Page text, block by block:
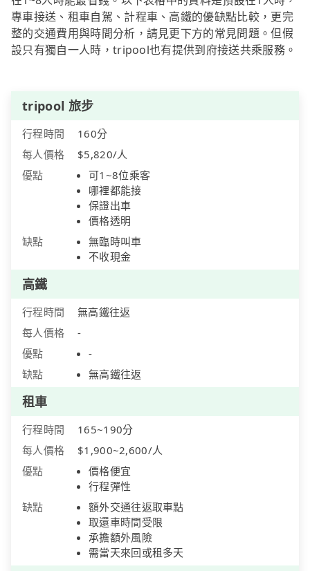
專車接送、租車自駕、計程車、高鐵的優缺點比較，更完
整的交通費用與時間分析，請見更下方的常見問題。但假
設只有獨自一人時，tripool也有提供到府接送共乘服務。
tripool 旅步
行程時間
160分
每人價格
$5,820/人
優點
可1~8位乘客
哪裡都能接
保證出車
價格透明
缺點
無臨時叫車
不收現金
高鐵
行程時間
無高鐵往返
每人價格
-
優點
-
缺點
無高鐵往返
租車
行程時間
165~190分
每人價格
$1,900~2,600/人
優點
價格便宜
行程彈性
缺點
額外交通往返取車點
取還車時間受限
承擔額外風險
需當天來回或租多天